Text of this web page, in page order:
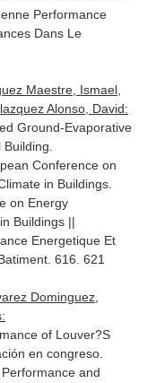
Performance
Dans Le
Maestre, Ismael,
Alonso, David:
Ground-Evaporative
Conference on
in Buildings.
on Energy
Buildings ||
Energetique Et
616. 621
Dominguez,
of Louver?S
en congreso.
and